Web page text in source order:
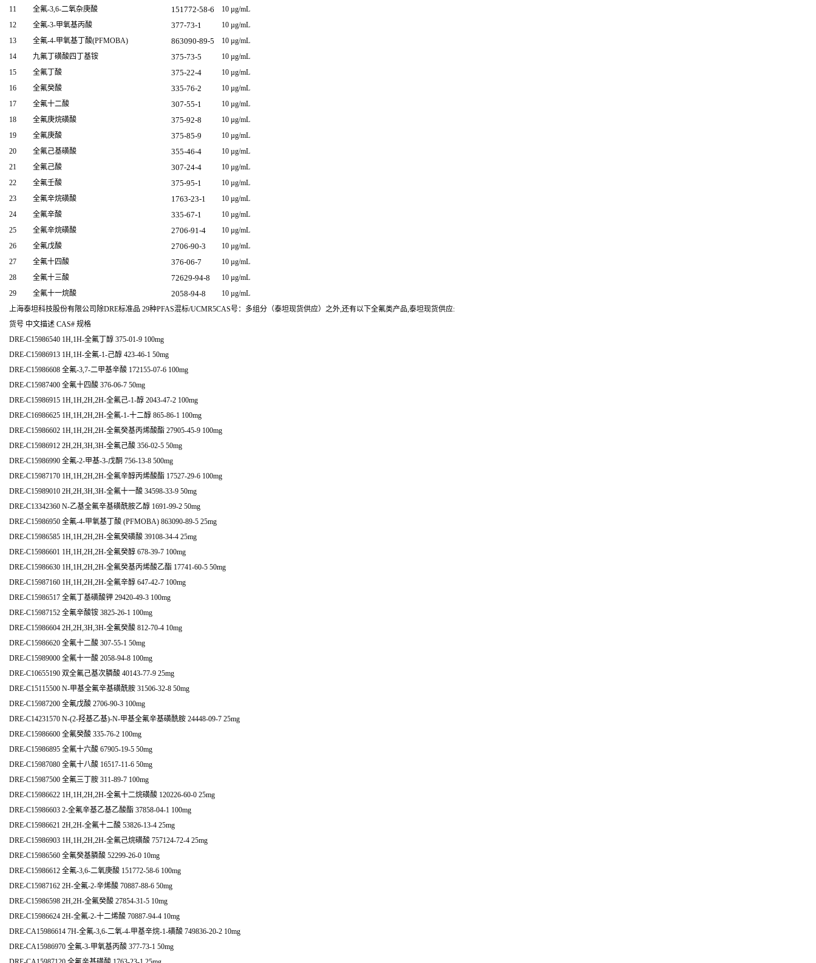
11
全氟-3,6-二氧杂庚酸 151772-58-6
10 µg/mL
12
全氟-3-甲氧基丙酸 377-73-1
10 µg/mL
13
全氟-4-甲氧基丁酸(PFMOBA) 863090-89-5
10 µg/mL
14
九氟丁磺酸四丁基铵 375-73-5
10 µg/mL
15
全氟丁酸 375-22-4
10 µg/mL
16
全氟癸酸 335-76-2
10 µg/mL
17
全氟十二酸 307-55-1
10 µg/mL
18
全氟庚烷磺酸 375-92-8
10 µg/mL
19
全氟庚酸 375-85-9
10 µg/mL
20
全氟己基磺酸 355-46-4
10 µg/mL
21
全氟己酸 307-24-4
10 µg/mL
22
全氟壬酸 375-95-1
10 µg/mL
23
全氟辛烷磺酸 1763-23-1
10 µg/mL
24
全氟辛酸 335-67-1
10 µg/mL
25
全氟辛烷磺酸 2706-91-4
10 µg/mL
26
全氟戊酸 2706-90-3
10 µg/mL
27
全氟十四酸 376-06-7
10 µg/mL
28
全氟十三酸 72629-94-8
10 µg/mL
29
全氟十一烷酸 2058-94-8
10 µg/mL
上海泰坦科技股份有限公司除DRE标准品 29种PFAS混标/UCMR5CAS号：多组分（泰坦现货供应）之外,还有以下全氟类产品,泰坦现货供应:
货号 中文描述 CAS# 规格
DRE-C15986540 1H,1H-全氟丁醇 375-01-9 100mg
DRE-C15986913 1H,1H-全氟-1-己醇 423-46-1 50mg
DRE-C15986608 全氟-3,7-二甲基辛酸 172155-07-6 100mg
DRE-C15987400 全氟十四酸 376-06-7 50mg
DRE-C15986915 1H,1H,2H,2H-全氟己-1-醇 2043-47-2 100mg
DRE-C16986625 1H,1H,2H,2H-全氟-1-十二醇 865-86-1 100mg
DRE-C15986602 1H,1H,2H,2H-全氟癸基丙烯酸酯 27905-45-9 100mg
DRE-C15986912 2H,2H,3H,3H-全氟己酸 356-02-5 50mg
DRE-C15986990 全氟-2-甲基-3-戊酮 756-13-8 500mg
DRE-C15987170 1H,1H,2H,2H-全氟辛醇丙烯酸酯 17527-29-6 100mg
DRE-C15989010 2H,2H,3H,3H-全氟十一酸 34598-33-9 50mg
DRE-C13342360 N-乙基全氟辛基磺酰胺乙醇 1691-99-2 50mg
DRE-C15986950 全氟-4-甲氧基丁酸 (PFMOBA) 863090-89-5 25mg
DRE-C15986585 1H,1H,2H,2H-全氟癸磺酸 39108-34-4 25mg
DRE-C15986601 1H,1H,2H,2H-全氟癸醇 678-39-7 100mg
DRE-C15986630 1H,1H,2H,2H-全氟癸基丙烯酸乙酯 17741-60-5 50mg
DRE-C15987160 1H,1H,2H,2H-全氟辛醇 647-42-7 100mg
DRE-C15986517 全氟丁基磺酸钾 29420-49-3 100mg
DRE-C15987152 全氟辛酸铵 3825-26-1 100mg
DRE-C15986604 2H,2H,3H,3H-全氟癸酸 812-70-4 10mg
DRE-C15986620 全氟十二酸 307-55-1 50mg
DRE-C15989000 全氟十一酸 2058-94-8 100mg
DRE-C10655190 双全氟己基次膦酸 40143-77-9 25mg
DRE-C15115500 N-甲基全氟辛基磺酰胺 31506-32-8 50mg
DRE-C15987200 全氟戊酸 2706-90-3 100mg
DRE-C14231570 N-(2-羟基乙基)-N-甲基全氟辛基磺酰胺 24448-09-7 25mg
DRE-C15986600 全氟癸酸 335-76-2 100mg
DRE-C15986895 全氟十六酸 67905-19-5 50mg
DRE-C15987080 全氟十八酸 16517-11-6 50mg
DRE-C15987500 全氟三丁胺 311-89-7 100mg
DRE-C15986622 1H,1H,2H,2H-全氟十二烷磺酸 120226-60-0 25mg
DRE-C15986603 2-全氟辛基乙基乙酸酯 37858-04-1 100mg
DRE-C15986621 2H,2H-全氟十二酸 53826-13-4 25mg
DRE-C15986903 1H,1H,2H,2H-全氟己烷磺酸 757124-72-4 25mg
DRE-C15986560 全氟癸基膦酸 52299-26-0 10mg
DRE-C15986612 全氟-3,6-二氧庚酸 151772-58-6 100mg
DRE-C15987162 2H-全氟-2-辛烯酸 70887-88-6 50mg
DRE-C15986598 2H,2H-全氟癸酸 27854-31-5 10mg
DRE-C15986624 2H-全氟-2-十二烯酸 70887-94-4 10mg
DRE-CA15986614 7H-全氟-3,6-二氧-4-甲基辛烷-1-磺酸 749836-20-2 10mg
DRE-CA15986970 全氟-3-甲氧基丙酸 377-73-1 50mg